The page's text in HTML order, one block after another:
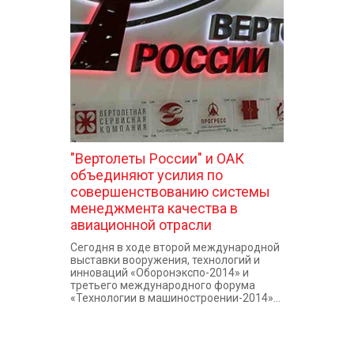
КОНТАКТЫ
"Вертолеты России" и ОАК
объединяют усилия по
совершенствованию системы
менеджмента качества в
авиационной отрасли
Сегодня в ходе второй международной
выставки вооружения, технологий и
инноваций «Оборонэкспо-2014» и
третьего международного форума
«Технологии в машиностроении-2014»...